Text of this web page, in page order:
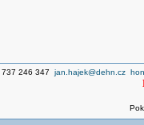
737 246 347 jan.hajek@dehn.cz